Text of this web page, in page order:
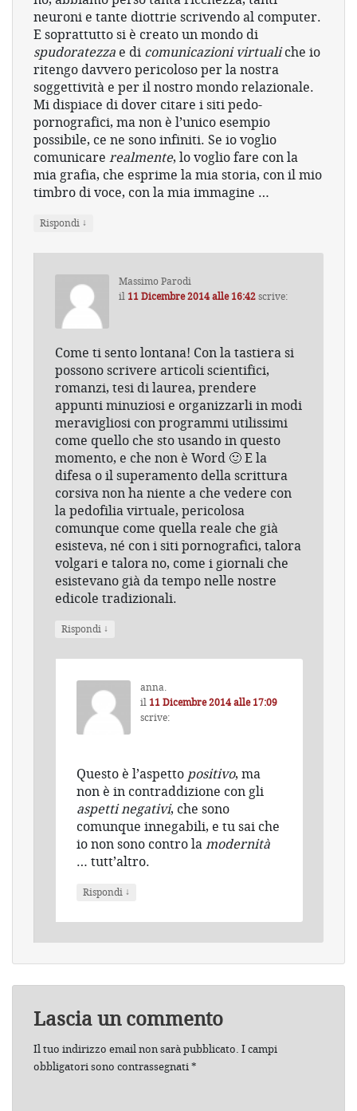
neuroni e tante diottrie scrivendo al computer.
E soprattutto si è creato un mondo di
spudoratezza e di comunicazioni virtualiche io
ritengo davvero pericoloso per la nostra
soggettività e per il nostro mondo relazionale.
Mi dispiace di dover citare i siti pedo-
pornografici, ma non è l’unico esempio
possibile, ce ne sono infiniti. Se io voglio
comunicare realmente, lo voglio fare con la
mia grafia, che esprime la mia storia, con il mio
timbro di voce, con la mia immagine …
Rispondi ↓
Massimo Parodi
il 11 Dicembre 2014 alle 16:42scrive:
Come ti sento lontana! Con la tastiera si
possono scrivere articoli scientifici,
romanzi, tesi di laurea, prendere
appunti minuziosi e organizzarli in modi
meravigliosi con programmi utilissimi
come quello che sto usando in questo
momento, e che non è Word 🙂 E la
difesa o il superamento della scrittura
corsiva non ha niente a che vedere con
la pedofilia virtuale, pericolosa
comunque come quella reale che già
esisteva, né con i siti pornografici, talora
volgari e talora no, come i giornali che
esistevano già da tempo nelle nostre
edicole tradizionali.
Rispondi ↓
anna.
il11 Dicembre 2014 alle 17:09
scrive:
Questo è l’aspetto positivo, ma
non è in contraddizione con gli
aspetti negativi, che sono
comunque innegabili, e tu sai che
io non sono contro lamodernità
… tutt’altro.
Rispondi ↓
Lascia un commento
Il tuo indirizzo email non sarà pubblicato. I campi
obbligatori sono contrassegnati*